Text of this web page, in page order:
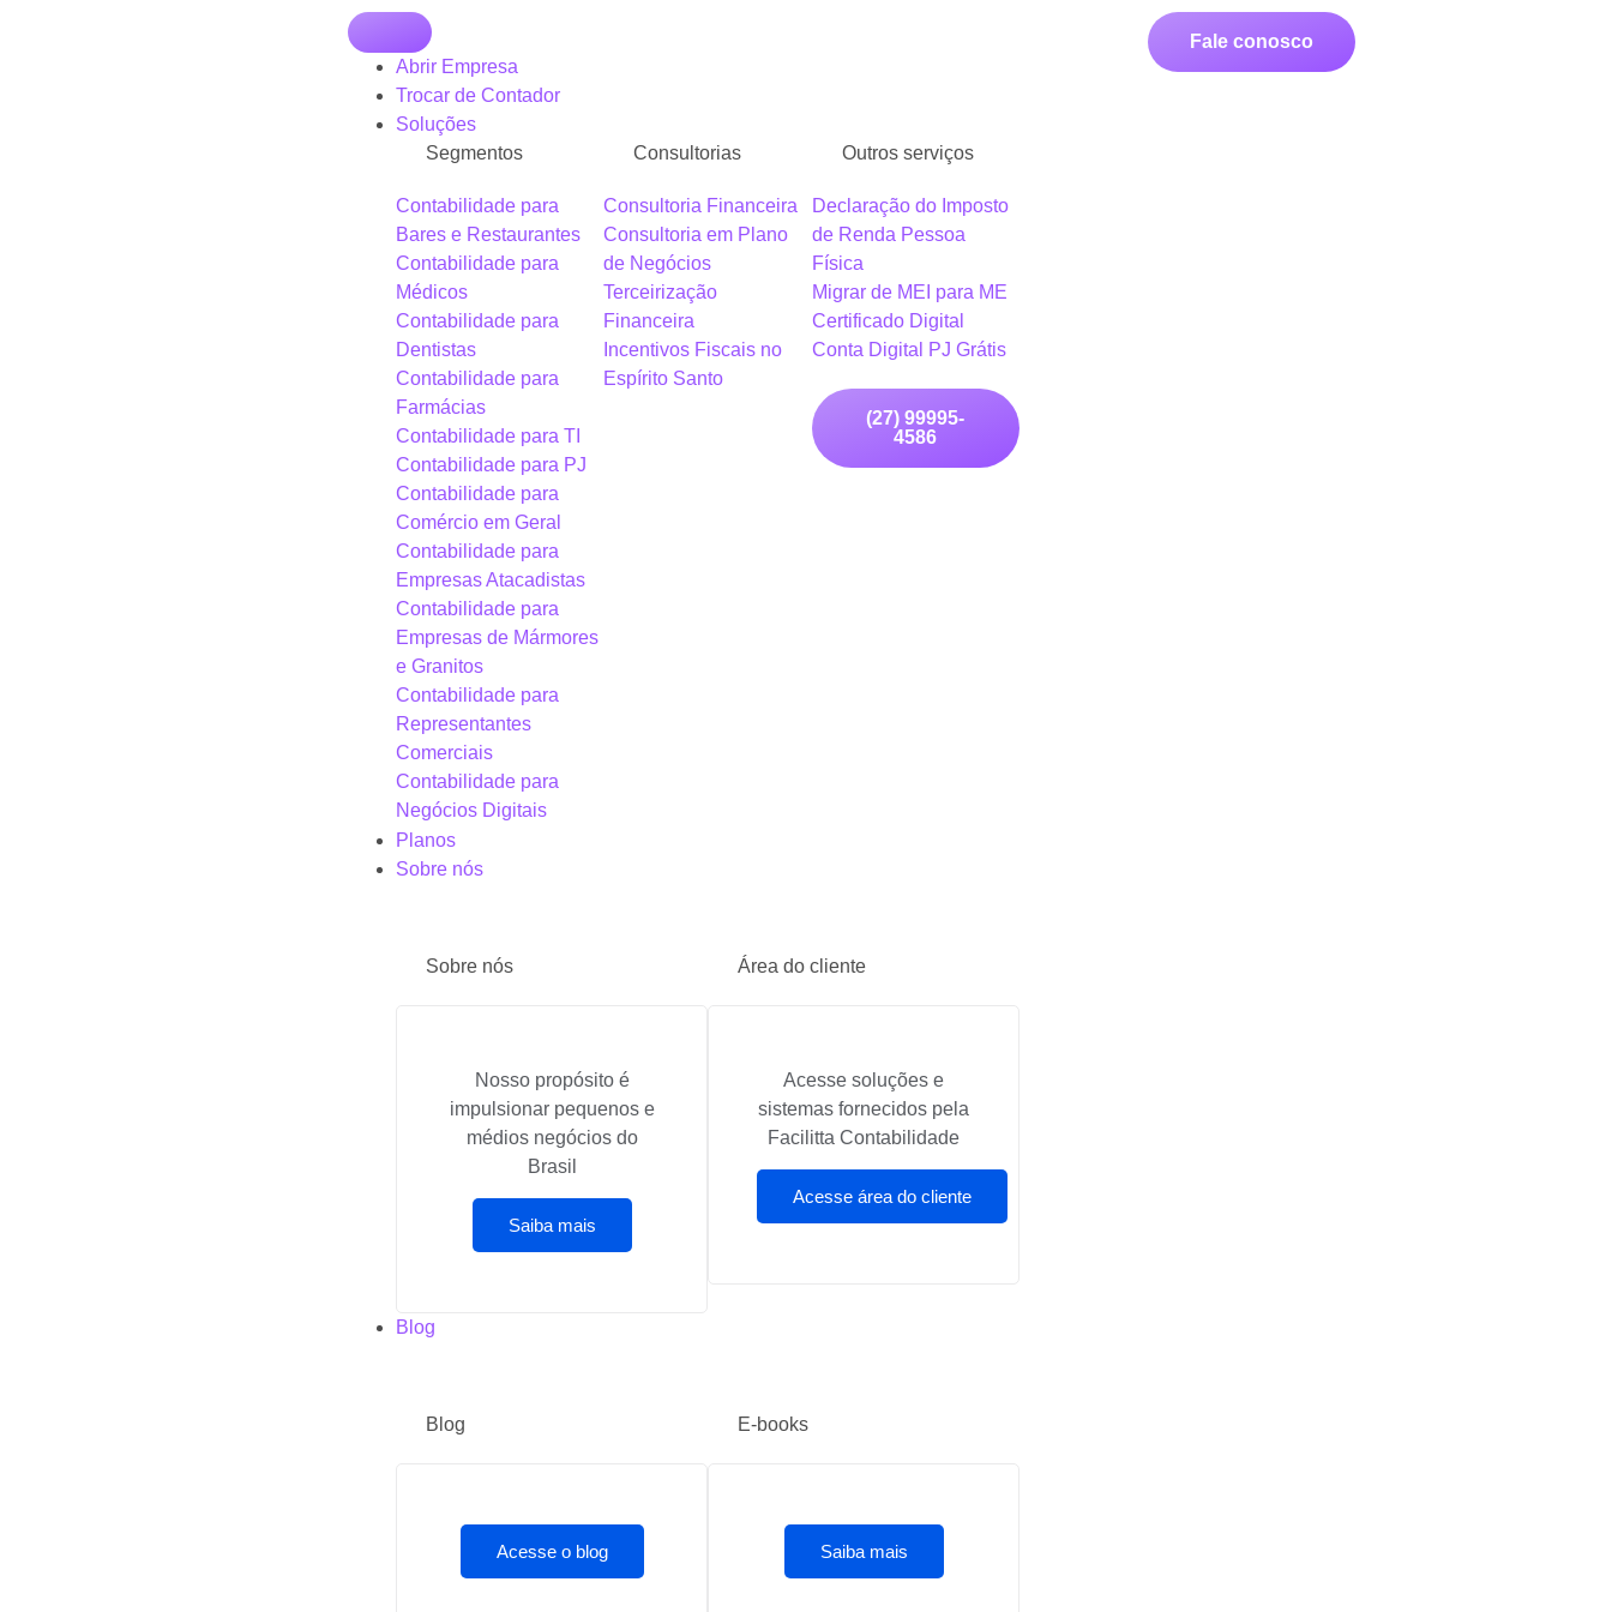
Abrir Empresa
Trocar de Contador
Soluções
Segmentos
Contabilidade para
Bares e Restaurantes
Contabilidade para
Médicos
Contabilidade para
Dentistas
Contabilidade para
Farmácias
Contabilidade para TI
Contabilidade para PJ
Contabilidade para
Comércio em Geral
Contabilidade para
Empresas Atacadistas
Contabilidade para
Empresas de Mármores
e Granitos
Contabilidade para
Representantes
Comerciais
Contabilidade para
Negócios Digitais
Consultorias
Consultoria Financeira
Consultoria em Plano
de Negócios
Terceirização
Financeira
Incentivos Fiscais no
Espírito Santo
Outros serviços
Declaração do Imposto
de Renda Pessoa
Física
Migrar de MEI para ME
Certificado Digital
Conta Digital PJ Grátis
(27) 99995-
4586
Planos
Sobre nós
Sobre nós
Nosso propósito é
impulsionar pequenos e
médios negócios do
Brasil
Saiba mais
Área do cliente
Acesse soluções e
sistemas fornecidos pela
Facilitta Contabilidade
Acesse área do cliente
Blog
Blog
Acesse o blog
E-books
Saiba mais
Fale conosco